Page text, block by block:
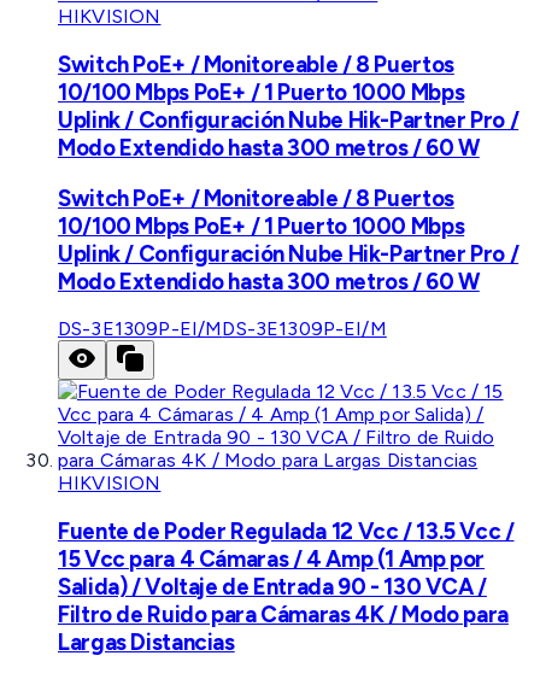
HIKVISION
Switch PoE+ / Monitoreable / 8 Puertos
10/100 Mbps PoE+ / 1 Puerto 1000 Mbps
Uplink / Configuración Nube Hik-Partner Pro /
Modo Extendido hasta 300 metros / 60 W
Switch PoE+ / Monitoreable / 8 Puertos
10/100 Mbps PoE+ / 1 Puerto 1000 Mbps
Uplink / Configuración Nube Hik-Partner Pro /
Modo Extendido hasta 300 metros / 60 W
DS-3E1309P-EI/MDS-3E1309P-EI/M
HIKVISION
Fuente de Poder Regulada 12 Vcc / 13.5 Vcc /
15 Vcc para 4 Cámaras / 4 Amp (1 Amp por
Salida) / Voltaje de Entrada 90 - 130 VCA /
Filtro de Ruido para Cámaras 4K / Modo para
Largas Distancias